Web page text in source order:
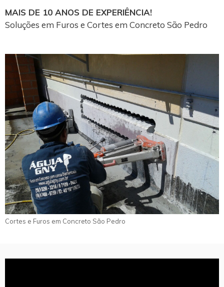
MAIS DE 10 ANOS DE EXPERIÊNCIA!
Soluções em Furos e Cortes em Concreto São Pedro
Cortes e Furos em Concreto São Pedro